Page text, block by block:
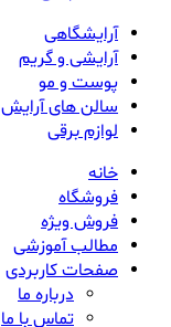
آرایشگاهی
آرایشی و گریم
پوست و مو
سالن های آرایش
لوازم برقی
خانه
فروشگاه
فروش ویژه
مطالب آموزشی
صفحات کاربردی
درباره ما
تماس با ما